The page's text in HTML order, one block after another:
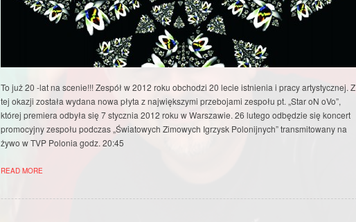
To już 20 -lat na scenie!!! Zespół w 2012 roku obchodzi 20 lecie istnienia i pracy artystycznej. Z
tej okazji została wydana nowa płyta z największymi przebojami zespołu pt. „Star oN oVo”,
której premiera odbyła się 7 stycznia 2012 roku w Warszawie. 26 lutego odbędzie się koncert
promocyjny zespołu podczas „Światowych Zimowych Igrzysk Polonijnych” transmitowany na
żywo w TVP Polonia godz. 20:45
READ MORE